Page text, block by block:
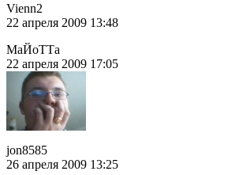
Vienn2
22 апреля 2009 13:48
МаЙоТТа
22 апреля 2009 17:05
jon8585
26 апреля 2009 13:25